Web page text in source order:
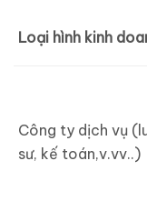
Loại hình kinh
Công ty dịch vụ
sư, kế toán,v.vv..)